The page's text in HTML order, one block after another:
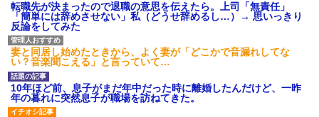
転職先が決まったので退職の意思を伝えたら。上司「無責任」
「簡単には辞めさせない」私（どうせ辞めるし…）→ 思いっきり
反論をしてみた
妻と同居し始めたときから、よく妻が「どこかで音漏れしてな
い？音楽聞こえる」と言っていて…
10年ほど前、息子がまだ年中だった時に離婚したんだけど、一昨
年の暮れに突然息子が職場を訪ねてきた。